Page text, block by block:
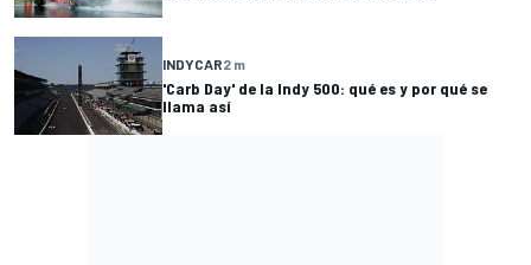
INDYCAR2 m
'Carb Day' de la Indy 500: qué es y por qué se
llama así